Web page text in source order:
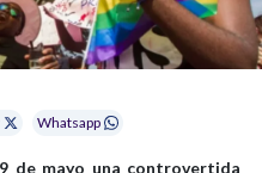
Whatsapp
de mayo una controvertida